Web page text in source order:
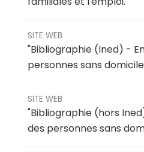
SITE WEB
"Bibliographie (Ined) -
personnes sans domicile
SITE WEB
"Bibliographie (hors
des personnes sans